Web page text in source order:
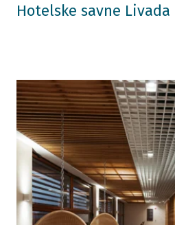
Hotelske savne Livada